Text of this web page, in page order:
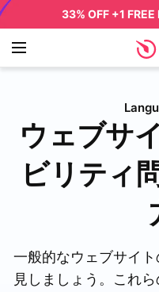
33% OFF +1 FREE
ウェブサ
ビリティ
一般的なウェブサイ
見しましょう。これ